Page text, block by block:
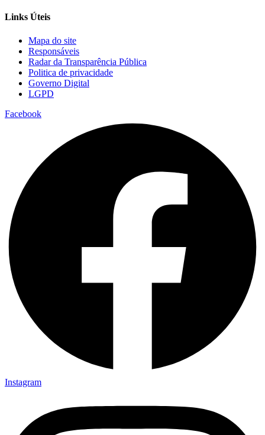
Links Úteis
Mapa do site
Responsáveis
Radar da Transparência Pública
Politica de privacidade
Governo Digital
LGPD
Facebook
Instagram